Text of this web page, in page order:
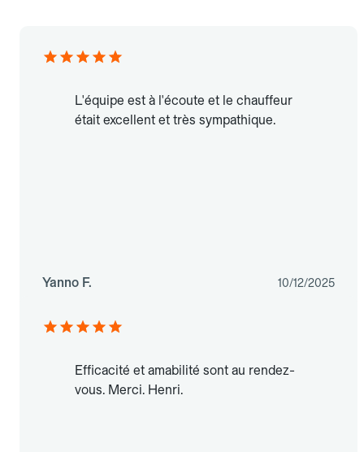
L'équipe est à l'écoute et le chauffeur
était excellent et très sympathique.
Yanno F. 10/12/2025
Efficacité et amabilité sont au rendez-
vous. Merci. Henri.